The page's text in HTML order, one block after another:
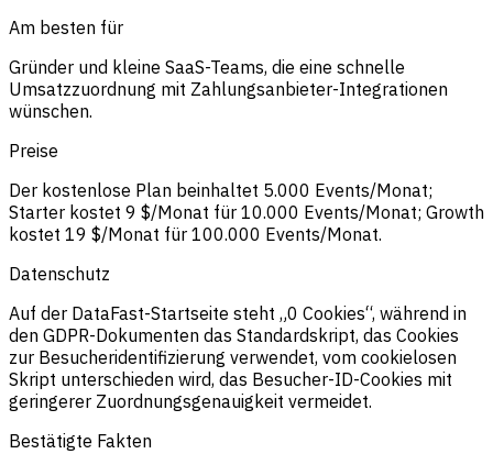
Am besten für
Gründer und kleine SaaS-Teams, die eine schnelle
Umsatzzuordnung mit Zahlungsanbieter-Integrationen
wünschen.
Preise
Der kostenlose Plan beinhaltet 5.000 Events/Monat;
Starter kostet 9 $/Monat für 10.000 Events/Monat; Growth
kostet 19 $/Monat für 100.000 Events/Monat.
Datenschutz
Auf der DataFast-Startseite steht „0 Cookies“, während in
den GDPR-Dokumenten das Standardskript, das Cookies
zur Besucheridentifizierung verwendet, vom cookielosen
Skript unterschieden wird, das Besucher-ID-Cookies mit
geringerer Zuordnungsgenauigkeit vermeidet.
Bestätigte Fakten